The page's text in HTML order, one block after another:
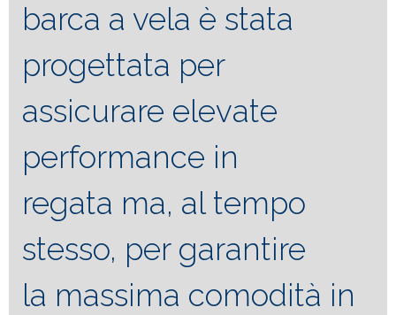
barca a vela è stata
progettata per
assicurare elevate
performance in
regata ma, al tempo
stesso, per garantire
la massima comodità in